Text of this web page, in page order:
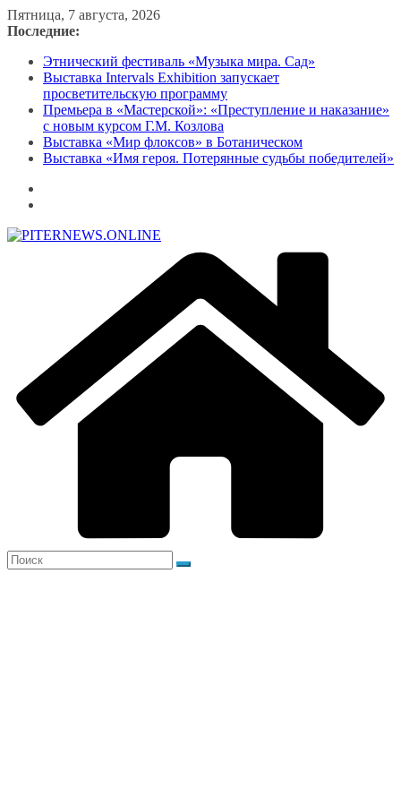
Перейти
к
Пятница, 7 августа, 2026
Последние:
Этнический фестиваль «Музыка мира. Сад»
Выставка Intervals Exhibition запускает
просветительскую программу
Премьера в «Мастерской»: «Преступление и наказание»
с новым курсом Г.М. Козлова
Выставка «Мир флоксов» в Ботаническом
Выставка «Имя героя. Потерянные судьбы победителей»